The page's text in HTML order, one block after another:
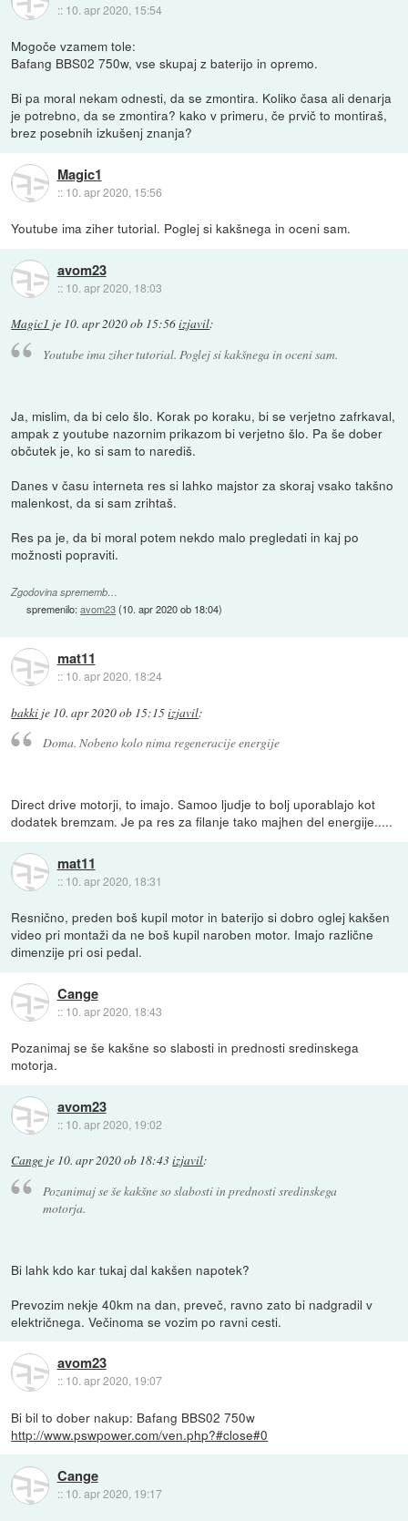
:: 10. apr 2020, 15:54
Mogoče vzamem tole:
Bafang BBS02 750w, vse skupaj z baterijo in opremo.
Bi pa moral nekam odnesti, da se zmontira. Koliko časa ali denarja
je potrebno, da se zmontira? kako v primeru, če prvič to montiraš,
brez posebnih izkušenj znanja?
Magic1
:: 10. apr 2020, 15:56
Youtube ima ziher tutorial. Poglej si kakšnega in oceni sam.
avom23
:: 10. apr 2020, 18:03
Magic1 je 10. apr 2020 ob 15:56izjavil:
Youtube ima ziher tutorial. Poglej si kakšnega in oceni sam.
Ja, mislim, da bi celo šlo. Korak po koraku, bi se verjetno zafrkaval,
ampak z youtube nazornim prikazom bi verjetno šlo. Pa še dober
občutek je, ko si sam to narediš.
Danes v času interneta res si lahko majstor za skoraj vsako takšno
malenkost, da si sam zrihtaš.
Res pa je, da bi moral potem nekdo malo pregledati in kaj po
možnosti popraviti.
Zgodovina sprememb…
spremenilo:avom23(10. apr 2020 ob 18:04)
mat11
:: 10. apr 2020, 18:24
bakki je 10. apr 2020 ob 15:15izjavil:
Doma. Nobeno kolo nima regeneracije energije
Direct drive motorji, to imajo. Samoo ljudje to bolj uporablajo kot
dodatek bremzam. Je pa res za filanje tako majhen del energije.....
mat11
:: 10. apr 2020, 18:31
Resnično, preden boš kupil motor in baterijo si dobro oglej kakšen
video pri montaži da ne boš kupil naroben motor. Imajo različne
dimenzije pri osi pedal.
Cange
:: 10. apr 2020, 18:43
Pozanimaj se še kakšne so slabosti in prednosti sredinskega
motorja.
avom23
:: 10. apr 2020, 19:02
Cange je 10. apr 2020 ob 18:43izjavil:
Pozanimaj se še kakšne so slabosti in prednosti sredinskega
motorja.
Bi lahk kdo kar tukaj dal kakšen napotek?
Prevozim nekje 40km na dan, preveč, ravno zato bi nadgradil v
električnega. Večinoma se vozim po ravni cesti.
avom23
:: 10. apr 2020, 19:07
Bi bil to dober nakup: Bafang BBS02 750w
http://www.pswpower.com/ven.php?#close#0
Cange
:: 10. apr 2020, 19:17